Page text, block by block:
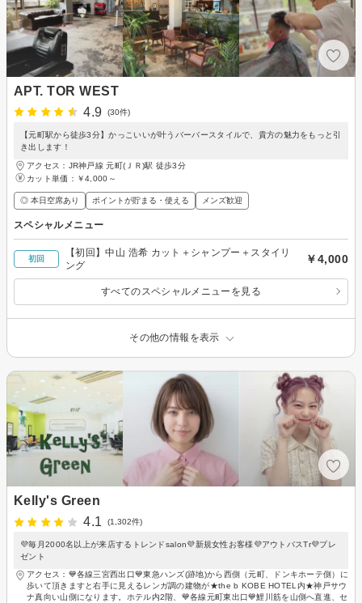
APT. TOR WEST
4.9
(30件)
【元町駅から徒歩3分】かっこいいが叶うバーバースタイルで、貴方の魅力をもっと引
き出します！
アクセス：JR神戸線 元町(ＪＲ)駅 徒歩3分
カット単価： ￥4,000～
◎ 本日空席あり ポイントが貯まる・使える メンズ歓迎
スペシャルメニュー
初回
【初回】中山 浩希 カット＋シャンプー＋スタイリ
ング
￥4,000
すべてのスペシャルメニューを見る
その他の情報を表示
Kelly's Green
4.1
(1,302件)
💜毎月2000名以上が来店するトレンドsalon💜新規女性お客様💜アウトバスTr💜プレ
ゼント
アクセス：💙各線三宮西出口💙東急ハンズ(跡地)から西側（元町、ドンキホーテ側）に
歩いて頂きますと右手に見えるレンガ調の建物が★the b KOBE HOTEL内★神戸サウ
ナ真向い山側になります。ホテル内2階、💙各線元町東出口💙鯉川筋を山側へ直進、セ